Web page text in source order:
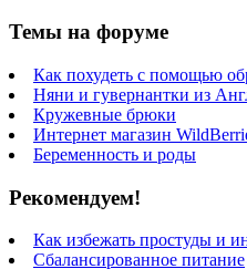
Темы на форуме
Как похудеть с помощью
Няни и гувернантки из
Кружевные брюки
Интернет магазин
Беременность и роды
Рекомендуем!
Как избежать простуды и
Сбалансированное питание